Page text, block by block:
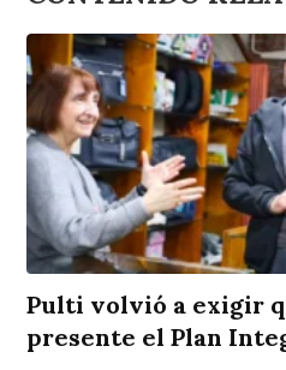
Pulti volvió a exigir
presente el Plan